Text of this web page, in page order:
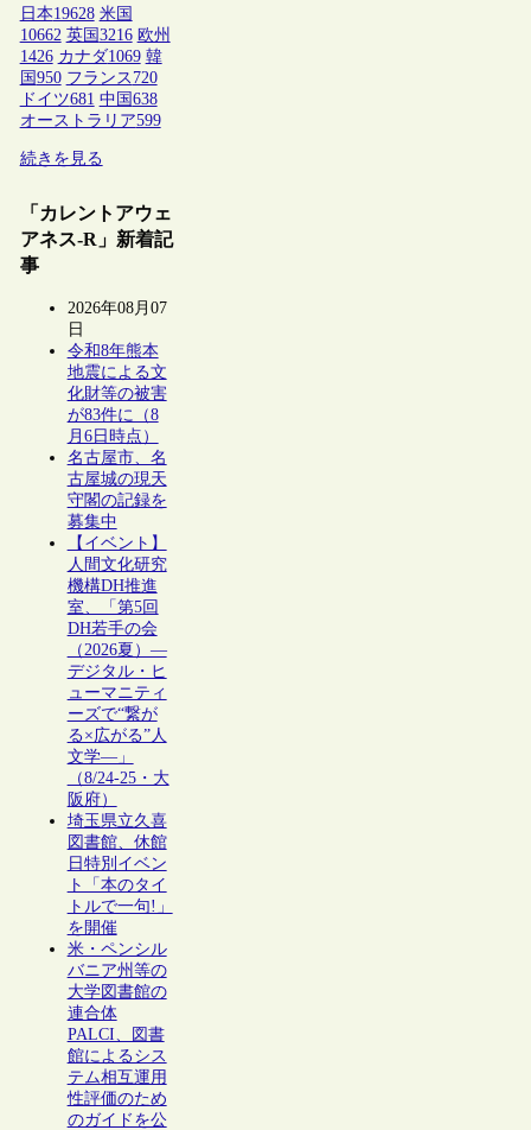
日本19628 米国
10662 英国 3216 欧州
1426 カナダ1069 韓
国 950 フランス 720
ドイツ681 中国 638
オーストラリア599
続きを見る
「カレントアウェ
アネス-R」新着記
事
2026年08月07
日
令和8年熊本
地震による文
化財等の被害
が83件に（8
月6日時点）
名古屋市、名
古屋城の現天
守閣の記録を
募集中
【イベント】
人間文化研究
機構DH推進
室、「第5回
DH若手の会
（2026夏）―
デジタル・ヒ
ューマニティ
ーズで“繋が
る×広がる”人
文学―」
（8/24-25・大
阪府）
埼玉県立久喜
図書館、休館
日特別イベン
ト「本のタイ
トルで一句!」
を開催
米・ペンシル
バニア州等の
大学図書館の
連合体
PALCI、図書
館によるシス
テム相互運用
性評価のため
のガイドを公